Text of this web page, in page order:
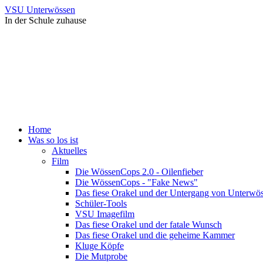
VSU Unterwössen
In der Schule zuhause
Home
Was so los ist
Aktuelles
Film
Die WössenCops 2.0 - Oilenfieber
Die WössenCops - "Fake News"
Das fiese Orakel und der Untergang von
Schüler-Tools
VSU Imagefilm
Das fiese Orakel und der fatale Wunsch
Das fiese Orakel und die geheime Kammer
Kluge Köpfe
Die Mutprobe